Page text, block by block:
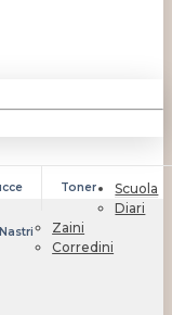
Toner
Nastri
Scuola
Diari
Zaini
Corredini